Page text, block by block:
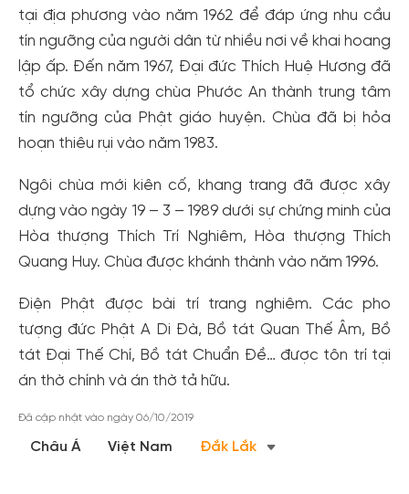
tại địa phương vào năm 1962 để đáp ứng nhu cầu
tín ngưỡng của người dân từ nhiều nơi về khai hoang
lập ấp. Đến năm 1967, Đại đức Thích Huệ Hương đã
tổ chức xây dựng chùa Phước An thành trung tâm
tín ngưỡng của Phật giáo huyện. Chùa đã bị hỏa
hoạn thiêu rụi vào năm 1983.
Ngôi chùa mới kiên cố, khang trang đã được xây
dựng vào ngày 19 – 3 – 1989 dưới sự chứng minh của
Hòa thượng Thích Trí Nghiêm, Hòa thượng Thích
Quang Huy. Chùa được khánh thành vào năm 1996.
Điện Phật được bài trí trang nghiêm. Các pho
tượng đức Phật A Di Đà, Bồ tát Quan Thế Âm, Bồ
tát Đại Thế Chí, Bồ tát Chuẩn Đề… được tôn trí tại
án thờ chính và án thờ tả hữu.
Đã cập nhật vào ngày 06/10/2019
Châu Á Việt Nam Đắk Lắk